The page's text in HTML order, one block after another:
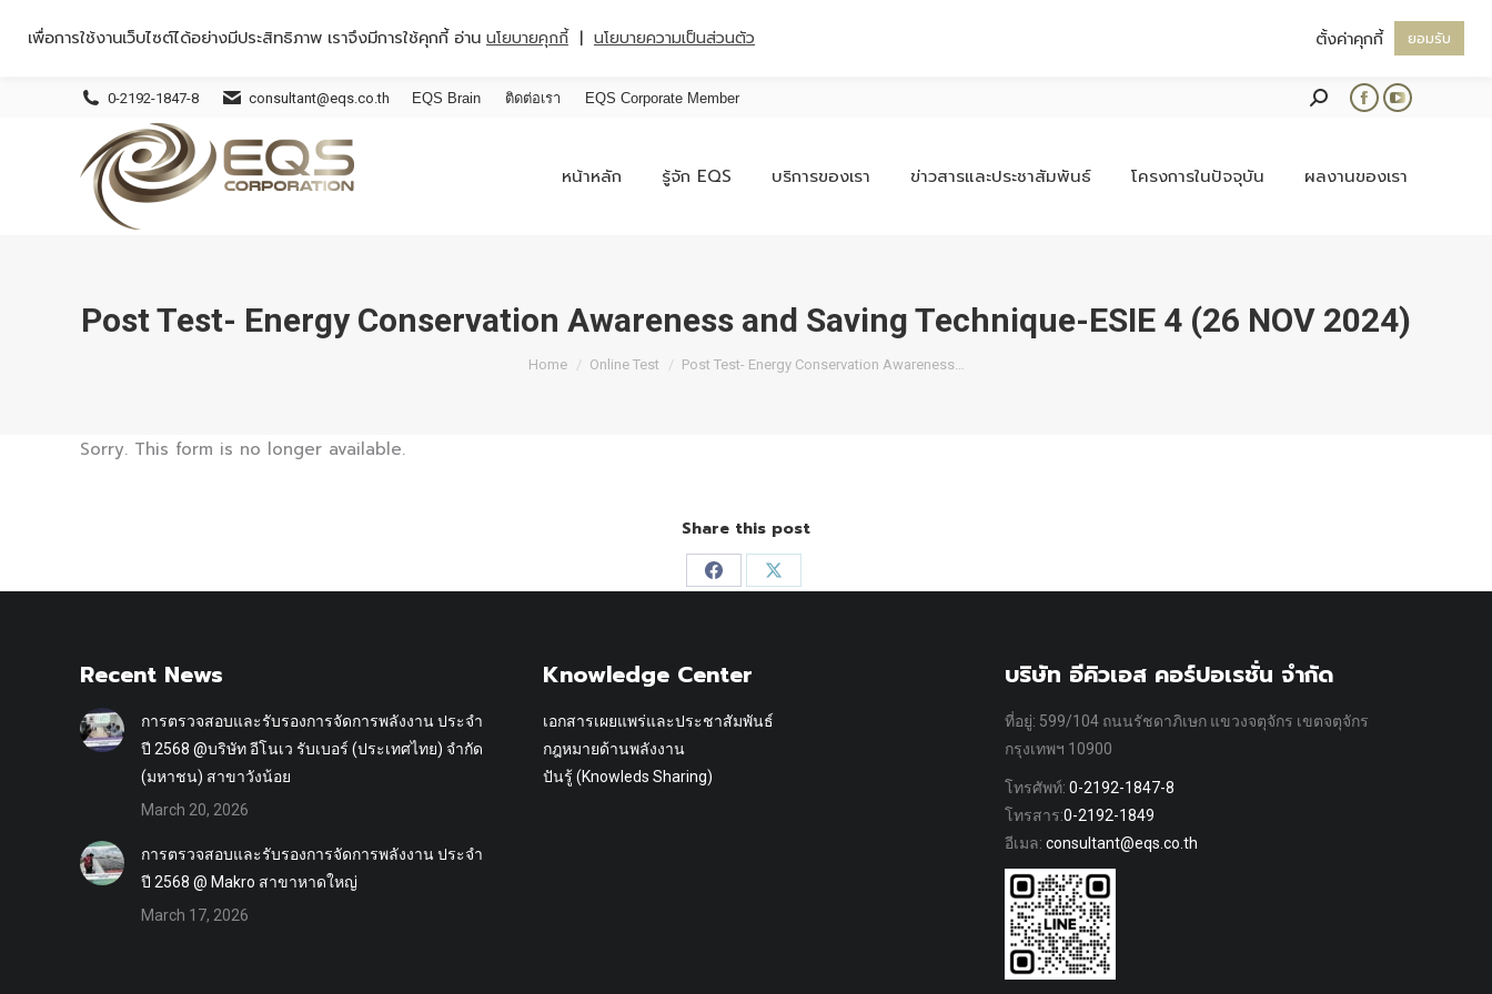
0-2192-1847-8 consultant@eqs.co.th EQS Brain ติดต่อเรา EQS Corporate Member Search:
Facebook
opens
YouTube
opens
หน้าหลัก รู้จัก EQS บริการของเรา ข่าวสารและประชาสัมพันธ์ โครงการในปัจจุบัน ผลงานของเรา
Post Test- Energy Conservation Awareness and Saving Technique-ESIE 4 (26 NOV 2024)
You are here:
Home Online Test Post Test- Energy Conservation Awareness…
Sorry. This form is no longer available.
Share this post
Share Share
Recent News
การตรวจสอบและรับรองการจัดการพลังงาน ประจำ
ปี 2568 @บริษัท อีโนเว รับเบอร์ (ประเทศไทย) จำกัด
(มหาชน) สาขาวังน้อย
March 20, 2026
การตรวจสอบและรับรองการจัดการพลังงาน ประจำ
ปี 2568 @ Makro สาขาหาดใหญ่
March 17, 2026
Knowledge Center
เอกสารเผยแพร่และประชาสัมพันธ์
กฎหมายด้านพลังงาน
ปันรู้ (Knowleds Sharing)
บริษัท อีคิวเอส คอร์ปอเรชั่น จำกัด
ที่อยู่: 599/104 ถนนรัชดาภิเษก แขวงจตุจักร เขตจตุจักร
กรุงเทพฯ 10900
โทรศัพท์:0-2192-1847-8
โทรสาร:0-2192-1849
อีเมล:consultant@eqs.co.th
เพื่อการใช้งานเว็บไซต์ได้อย่างมีประสิทธิภาพ เราจึงมีการใช้คุกกี้ อ่าน นโยบายคุกกี้ | นโยบายความเป็นส่วนตัว ตั้งค่าคุกกี้ ยอมรับ